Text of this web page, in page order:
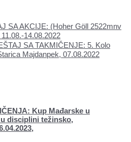
SA AKCIJE: (Hoher Göll 2522mnv
14.08.2022
SA TAKMIČENJE: 5. Kolo
Majdanpek, 07.08.2022
Kup Mađarske u
disciplini težinsko,